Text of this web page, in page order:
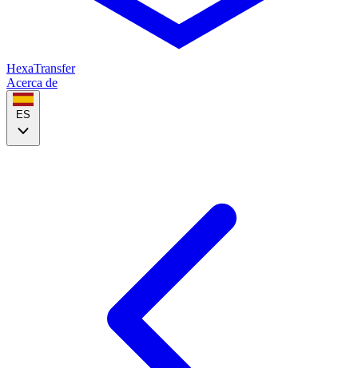
HexaTransfer
Acerca de
ES